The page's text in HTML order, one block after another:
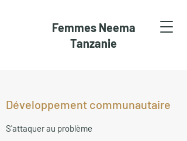
Femmes Neema
Tanzanie
Développement communautaire
S'attaquer au problème